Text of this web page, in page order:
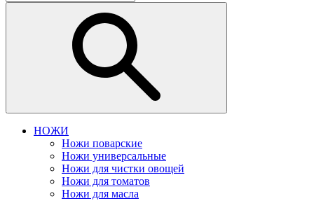
НОЖИ
Ножи поварские
Ножи универсальные
Ножи для чистки овощей
Ножи для томатов
Ножи для масла